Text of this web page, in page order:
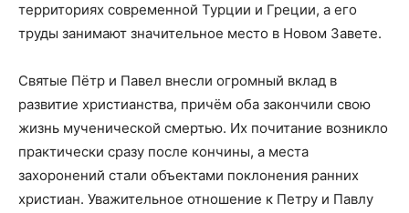
территориях современной Турции и Греции, а его
труды занимают значительное место в Новом Завете.
Святые Пётр и Павел внесли огромный вклад в
развитие христианства, причём оба закончили свою
жизнь мученической смертью. Их почитание возникло
практически сразу после кончины, а места
захоронений стали объектами поклонения ранних
христиан. Уважительное отношение к Петру и Павлу